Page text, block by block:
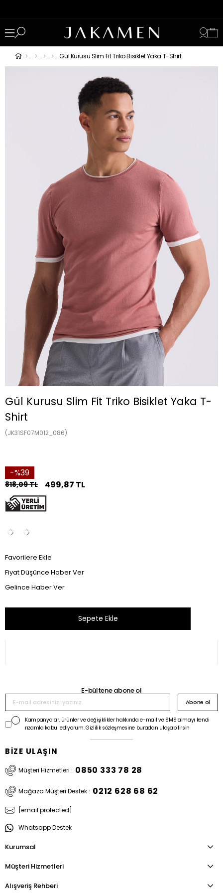
Gül Kurusu Slim Fit Triko Bisiklet Yaka T-Shirt
Gül Kurusu Slim Fit Triko Bisiklet Yaka T-
Shirt
(JK31SF07M012_086)
39
818,09 TL 499,87 TL
Favorilere Ekle
Fiyat Düşünce Haber Ver
Gelince Haber Ver
Bu ürünü son 24 saat içinde 56 kişi inceledi.
E-bültene abone ol
Abone ol
Kampanyalar, ürünler ve değişiklikler hakkında e-mail ve SMS almayı kendi
rızamla kabul ediyorum. Gizlilik sözleşmesine buradan ulaşabilirsin
BİZE ULAŞIN
Müşteri Hizmetleri : 0850 333 78 28
Mağaza Müşteri Destek : 0212 628 68 62
[email protected]
Whatsapp Destek
Kurumsal
Müşteri Hizmetleri
Alışveriş Rehberi